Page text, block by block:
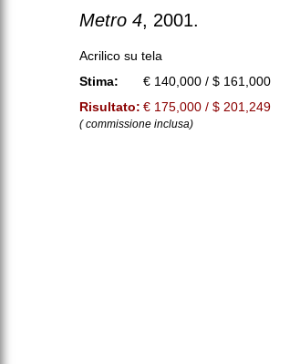
Metro 4, 2001.
Acrilico su tela
Stima:
€ 140,000 / $ 161,000
Risultato: € 175,000 / $ 201,249
( commissione inclusa)